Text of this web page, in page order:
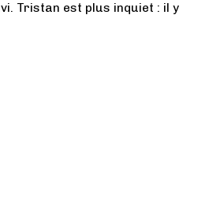
Tristan est plus inquiet : il y